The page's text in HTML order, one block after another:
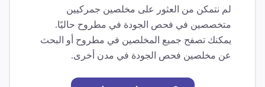
لم نتمكن من العثور على مخلصين جمركيين
متخصصين في فحص الجودة في مطروح حاليًا.
يمكنك تصفح جميع المخلصين في مطروح أو البحث
عن مخلصين فحص الجودة في مدن أخرى.